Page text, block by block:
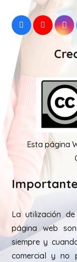
Esta página
La utilización
página web
siempre y
comercial y no